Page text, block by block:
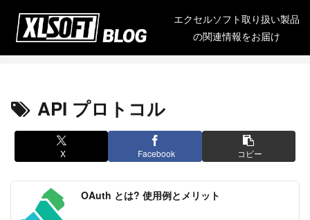
エクセルソフト取り扱い製品
の関連情報をお届け
API プロトコル
X Facebook コピー
OAuth とは? 使用例とメリット